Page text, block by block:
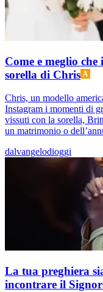
Come e meglio
sorella di Chris
Chris, un modello
Instagram i momenti di
vissuti con la sorella,
un matrimonio o
dalvangelodioggi
La tua preghiera
incontrare il